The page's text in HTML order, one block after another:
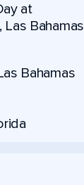
at
Las Bahamas
Bahamas